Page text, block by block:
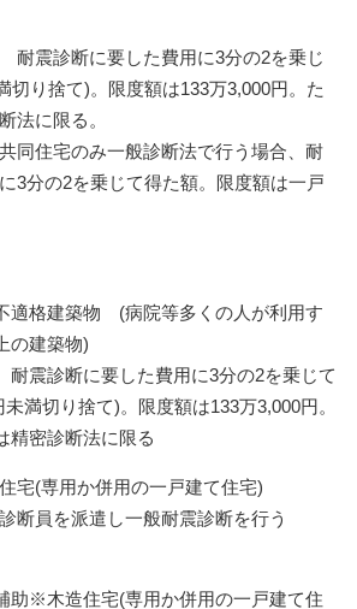
耐震診断に要した費用に3分の2を乗じ
切り捨て)。限度額は133万3,000円。た
法に限る。
同住宅のみ一般診断法で行う場合、耐
3分の2を乗じて得た額。限度額は一戸
適格建築物 (病院等多くの人が利用す
の建築物)
震診断に要した費用に3分の2を乗じて
満切り捨て)。限度額は133万3,000円。
精密診断法に限る
宅(専用か併用の一戸建て住宅)
断員を派遣し一般耐震診断を行う
助※木造住宅(専用か併用の一戸建て住